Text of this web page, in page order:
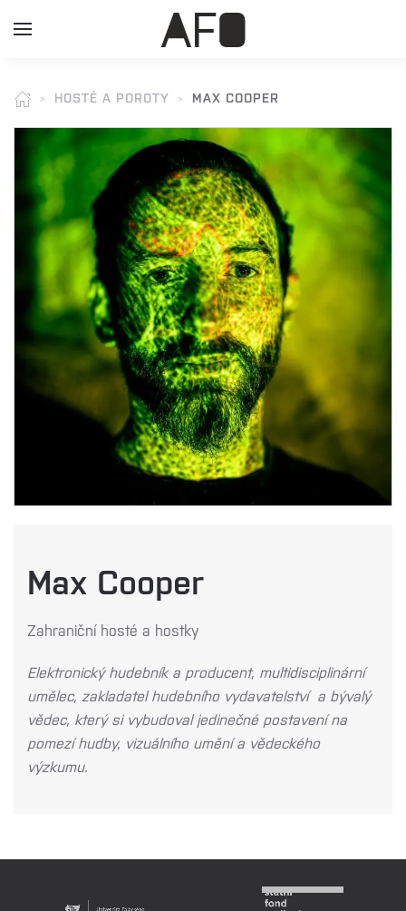
HOSTÉ A POROTY MAX COOPER
Max Cooper
Zahraniční hosté a hostky
Elektronický hudebník a producent, multidisciplinární
umělec, zakladatel hudebního vydavatelství a bývalý
vědec, který si vybudoval jedinečné postavení na
pomezí hudby, vizuálního umění a vědeckého
výzkumu.